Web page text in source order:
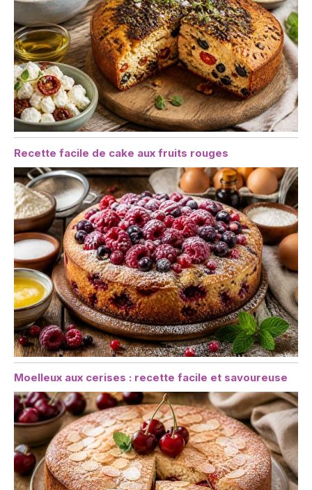
Recette facile de cake aux fruits rouges
Moelleux aux cerises : recette facile et savoureuse